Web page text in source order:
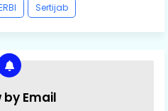
Sertijab
by Email